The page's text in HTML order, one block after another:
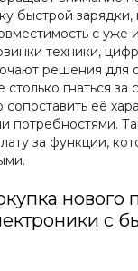
быстрой зарядки,
с
техники,
решения для
гнаться за
её
потребностями.
за функции,
нового
с